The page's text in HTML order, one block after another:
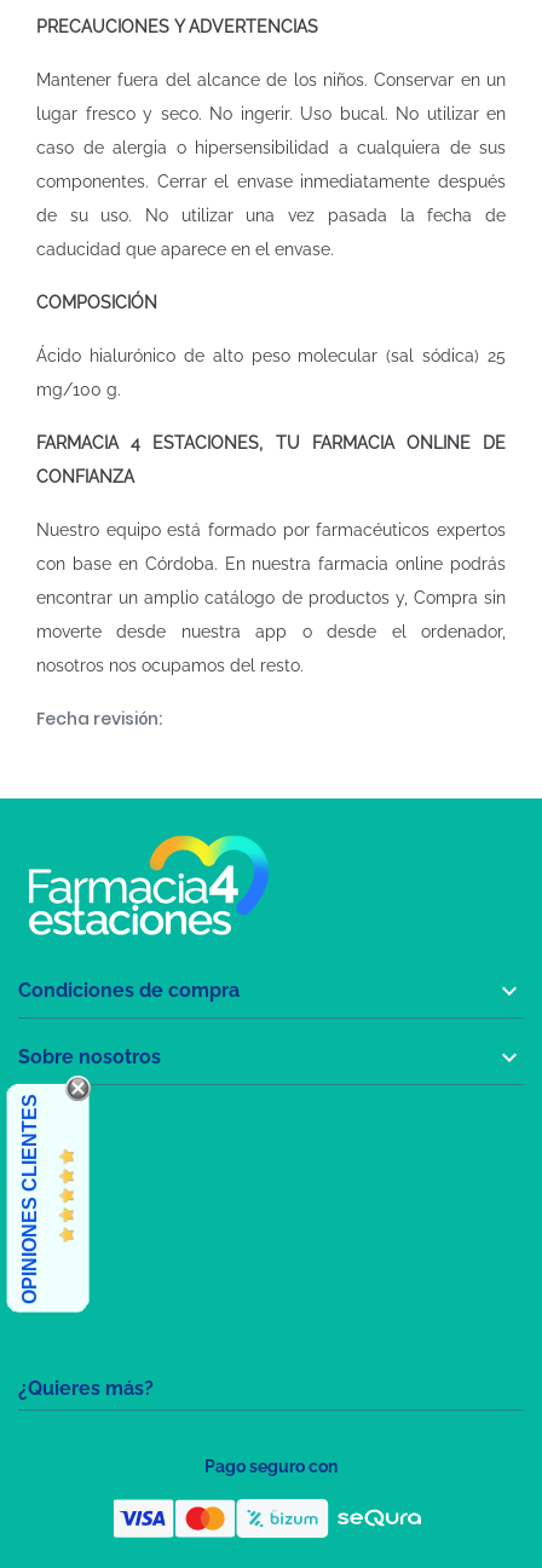
PRECAUCIONES Y ADVERTENCIAS
Mantener fuera del alcance de los niños. Conservar en un
lugar fresco y seco. No ingerir. Uso bucal. No utilizar en
caso de alergia o hipersensibilidad a cualquiera de sus
componentes. Cerrar el envase inmediatamente después
de su uso. No utilizar una vez pasada la fecha de
caducidad que aparece en el envase.
COMPOSICIÓN
Ácido hialurónico de alto peso molecular (sal sódica) 25
mg/100 g.
FARMACIA 4 ESTACIONES, TU FARMACIA ONLINE DE
CONFIANZA
Nuestro equipo está formado por farmacéuticos expertos
con base en Córdoba. En nuestrafarmacia online podrás
encontrar un amplio catálogo de productos y, Compra sin
moverte desde nuestra app o desde el ordenador,
nosotros nos ocupamos del resto.
Fecha revisión:
¿Quieres más?
Condiciones de compra 
Sobre nosotros 
OPINIONES CLIENTES
Pago seguro con